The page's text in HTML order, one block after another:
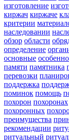
изготовление
киржач киржаче
критерии
наследовании
обзор области
определение
основные
памяти памятника
перевозки
поддержка
поминок помощь
похорон похоронах
похоронных
преимущества
рекомендации
ритуальный